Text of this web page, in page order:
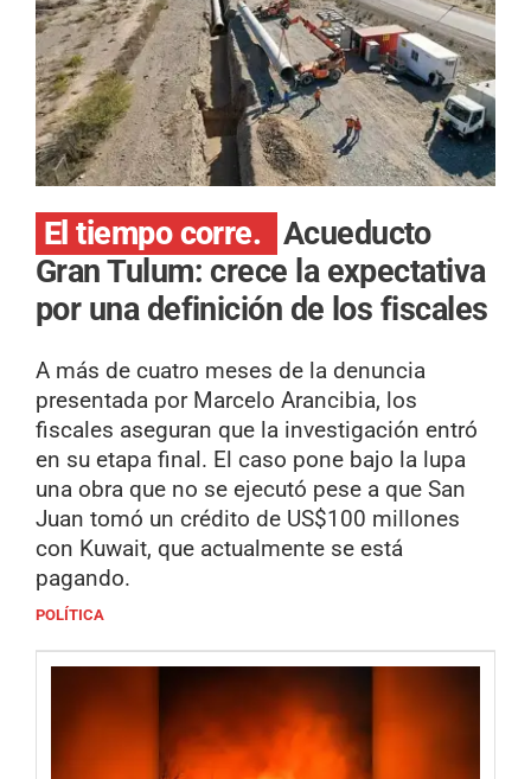
El tiempo corre. Acueducto
Gran Tulum: crece la expectativa
por una definición de los fiscales
A más de cuatro meses de la denuncia
presentada por Marcelo Arancibia, los
fiscales aseguran que la investigación entró
en su etapa final. El caso pone bajo la lupa
una obra que no se ejecutó pese a que San
Juan tomó un crédito de US$100 millones
con Kuwait, que actualmente se está
pagando.
POLÍTICA